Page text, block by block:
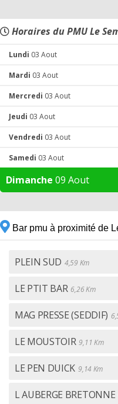
Horaires du PMU Le
Lundi 03 Aout
Mardi 03 Aout
Mercredi 03 Aout
Jeudi 03 Aout
Vendredi 03 Aout
Samedi 03 Aout
Dimanche 09 Aout
Bar pmu à proximité de
PLEIN SUD 4,59 Km
LE PTIT BAR 6,26 Km
MAG PRESSE (SEDDIF)
LE MOUSTOIR 9,11 Km
LE PEN DUICK 9,14 Km
L AUBERGE BRETONNE